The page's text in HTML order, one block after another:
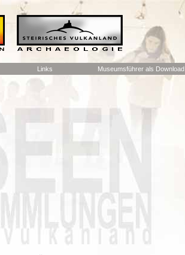
Links Museumsführer als Download